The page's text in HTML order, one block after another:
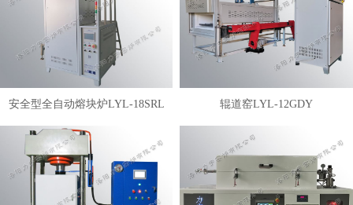
安全型全自动熔块炉LYL-18SRL 辊道窑LYL-12GDY